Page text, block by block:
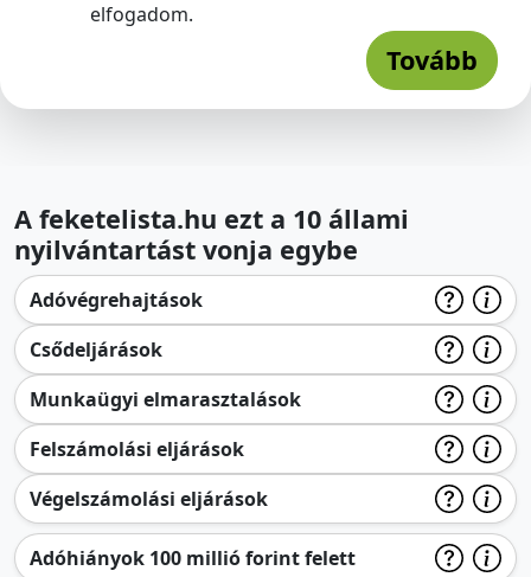
elfogadom.
Tovább
A feketelista.hu ezt a 10 állami
nyilvántartást vonja egybe
Adóvégrehajtások
Csődeljárások
Munkaügyi elmarasztalások
Felszámolási eljárások
Végelszámolási eljárások
Adóhiányok 100 millió forint felett